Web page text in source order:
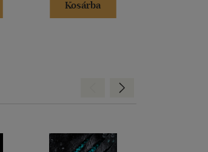
Kosárba
Előre